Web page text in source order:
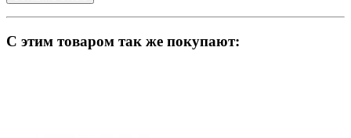
C этим товаром так же покупают: